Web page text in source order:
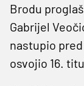
Brodu
Gabrijel
nastupio
osvojio 16.